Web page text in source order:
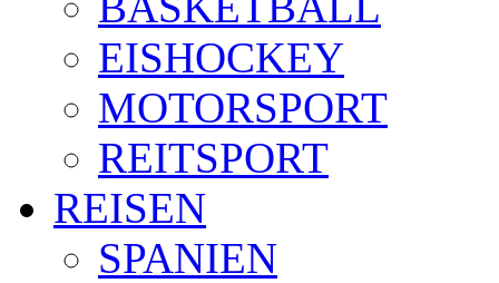
EISHOCKEY
MOTORSPORT
REITSPORT
REISEN
SPANIEN